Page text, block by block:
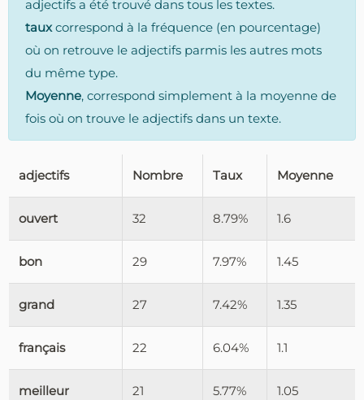
adjectifs a été trouvé dans tous les textes.
tauxcorrespond à la fréquence (en pourcentage)
où on retrouve le adjectifs parmis les autres mots
du même type.
Moyenne, correspond simplement à la moyenne de
fois où on trouve le adjectifs dans un texte.
adjectifs Nombre Taux Moyenne
ouvert 32 8.79% 1.6
bon 29 7.97% 1.45
grand 27 7.42% 1.35
français 22 6.04% 1.1
meilleur 21 5.77% 1.05